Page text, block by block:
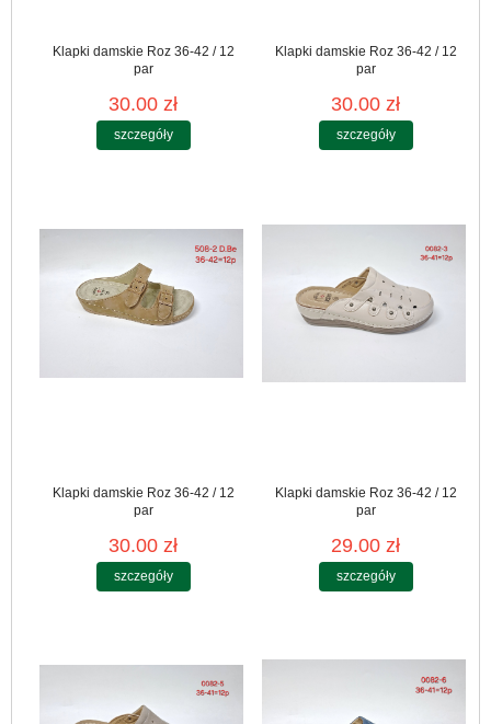
Klapki damskie Roz 36-42 / 12
par
30.00 zł
szczegóły
Klapki damskie Roz 36-42 / 12
par
30.00 zł
szczegóły
Klapki damskie Roz 36-42 / 12
par
30.00 zł
szczegóły
Klapki damskie Roz 36-42 / 12
par
29.00 zł
szczegóły